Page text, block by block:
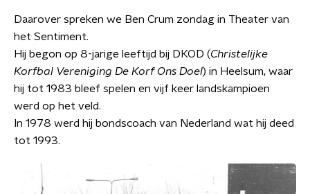
Daarover spreken we Ben Crum zondag in Theater van
het Sentiment.
Hij begon op 8-jarige leeftijd bij DKOD (Christelijke
Korfbal Vereniging De Korf Ons Doel) in Heelsum, waar
hij tot 1983 bleef spelen en vijf keer landskampioen
werd op het veld.
In 1978 werd hij bondscoach van Nederland wat hij deed
tot 1993.